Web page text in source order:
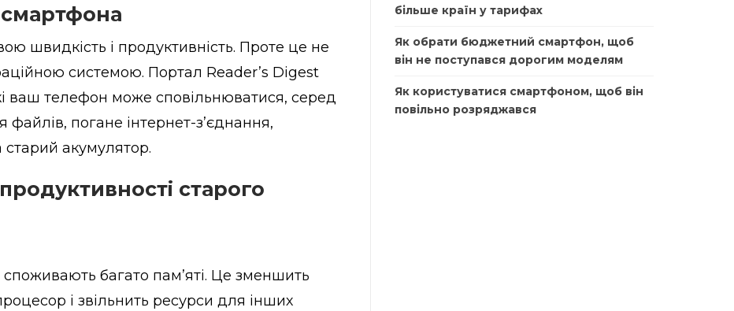
швидкість і продуктивність. Проте це не
системою. Портал Reader’s Digest
ваш телефон може сповільнюватися, серед
файлів, погане інтернет-з’єднання,
акумулятор.
старого
багато пам’яті. Це зменшить
і звільнить ресурси для інших
більше країн у тарифах
Як обрати бюджетний смартфон, щоб
він не поступався дорогим моделям
Як користуватися смартфоном, щоб він
повільно розряджався